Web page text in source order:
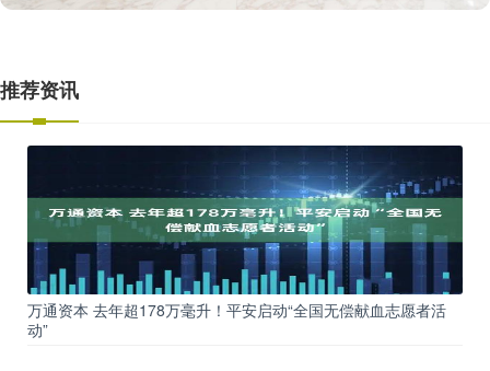
推荐资讯
万通资本 去年超178万毫升！平安启动“全国无偿献血志愿者活
动”